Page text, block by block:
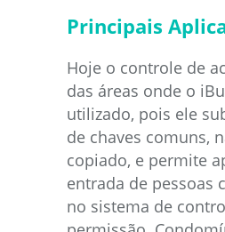
Principais
Hoje o controle de
das áreas onde o
utilizado, pois ele
de chaves comuns,
copiado, e permite
entrada de pessoas
no sistema de